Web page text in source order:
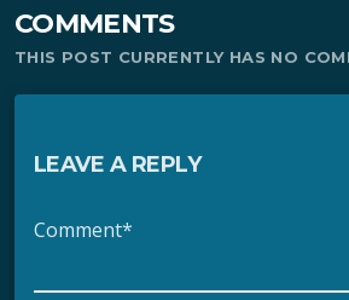
COMMENTS
THIS POST CURRENTLY HAS NO
LEAVE A REPLY
Comment*